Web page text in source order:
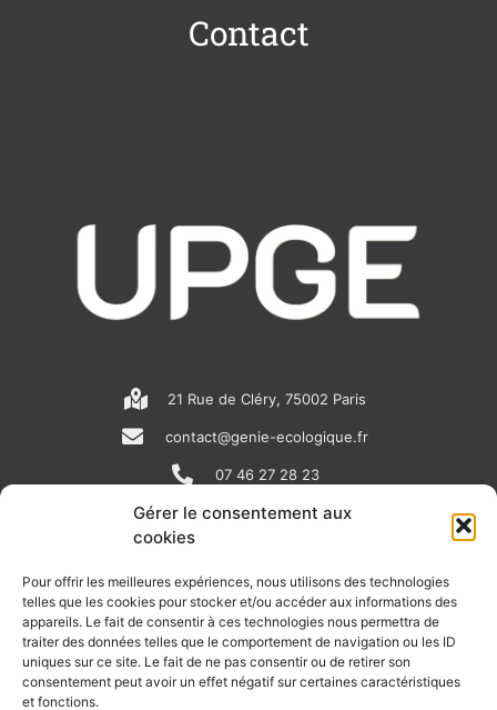
Gérer le consentement aux
cookies
Pour offrir les meilleures expériences, nous utilisons des technologies
telles que les cookies pour stocker et/ou accéder aux informations des
appareils. Le fait de consentir à ces technologies nous permettra de
traiter des données telles que le comportement de navigation ou les ID
uniques sur ce site. Le fait de ne pas consentir ou de retirer son
consentement peut avoir un effet négatif sur certaines caractéristiques
et fonctions.
Contact
21 Rue de Cléry, 75002 Paris
contact@genie-ecologique.fr
07 46 27 28 23
N
e
w
s
p
i
n
k
e
o
u
t
u
RECEVOIR L'ACTU DE LA FILIÈRE
Retrouvez tous les mois les articles terrain de nos adhérents, les
rendez-vous importants de la filière, nos offres de stages et